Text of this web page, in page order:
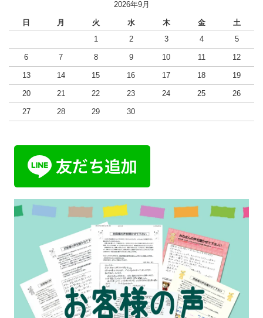
2026年9月
日 月 火 水 木 金
土
1
2 3 4 5
6 7 8 9 10 11 12
13 14 15 16 17 18 19
20 21 22 23 24 25 26
27 28 29 30